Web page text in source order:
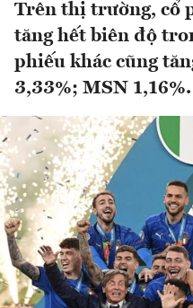
Trên thị trường, cổ
tăng hết biên độ
phiếu khác cũng
3,33%; MSN 1,16%.